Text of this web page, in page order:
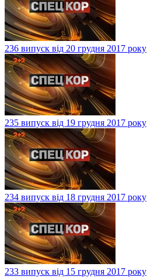
236 випуск від 20 грудня 2017 року
235 випуск від 19 грудня 2017 року
234 випуск від 18 грудня 2017 року
233 випуск від 15 грудня 2017 року